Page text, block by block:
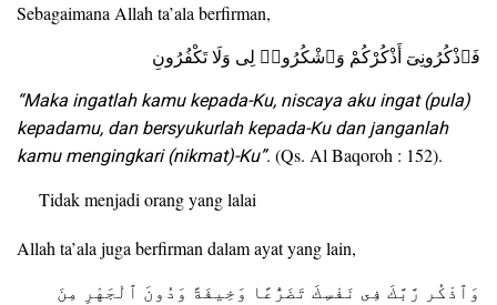
Sebagaimana Allah ta’ala berfirman,
فَٱذْكُرُونِىٓ أَذْكُرْكُمْ وَٱشْكُرُوا۟ لِى وَلَا تَكْفُرُونِ
“Maka ingatlah kamu kepada-Ku, niscaya aku ingat (pula)
kepadamu, dan bersyukurlah kepada-Ku dan janganlah
kamu mengingkari (nikmat)-Ku”. (Qs. Al Baqoroh : 152).
Tidak menjadi orang yang lalai
Allah ta’ala juga berfirman dalam ayat yang lain,
وَٱذْكُر رَّبَّكَ فِى نَفْسِكَ تَضَرُّعًا وَخِيفَةً وَدُونَ ٱلْجَهْرِ مِنَ